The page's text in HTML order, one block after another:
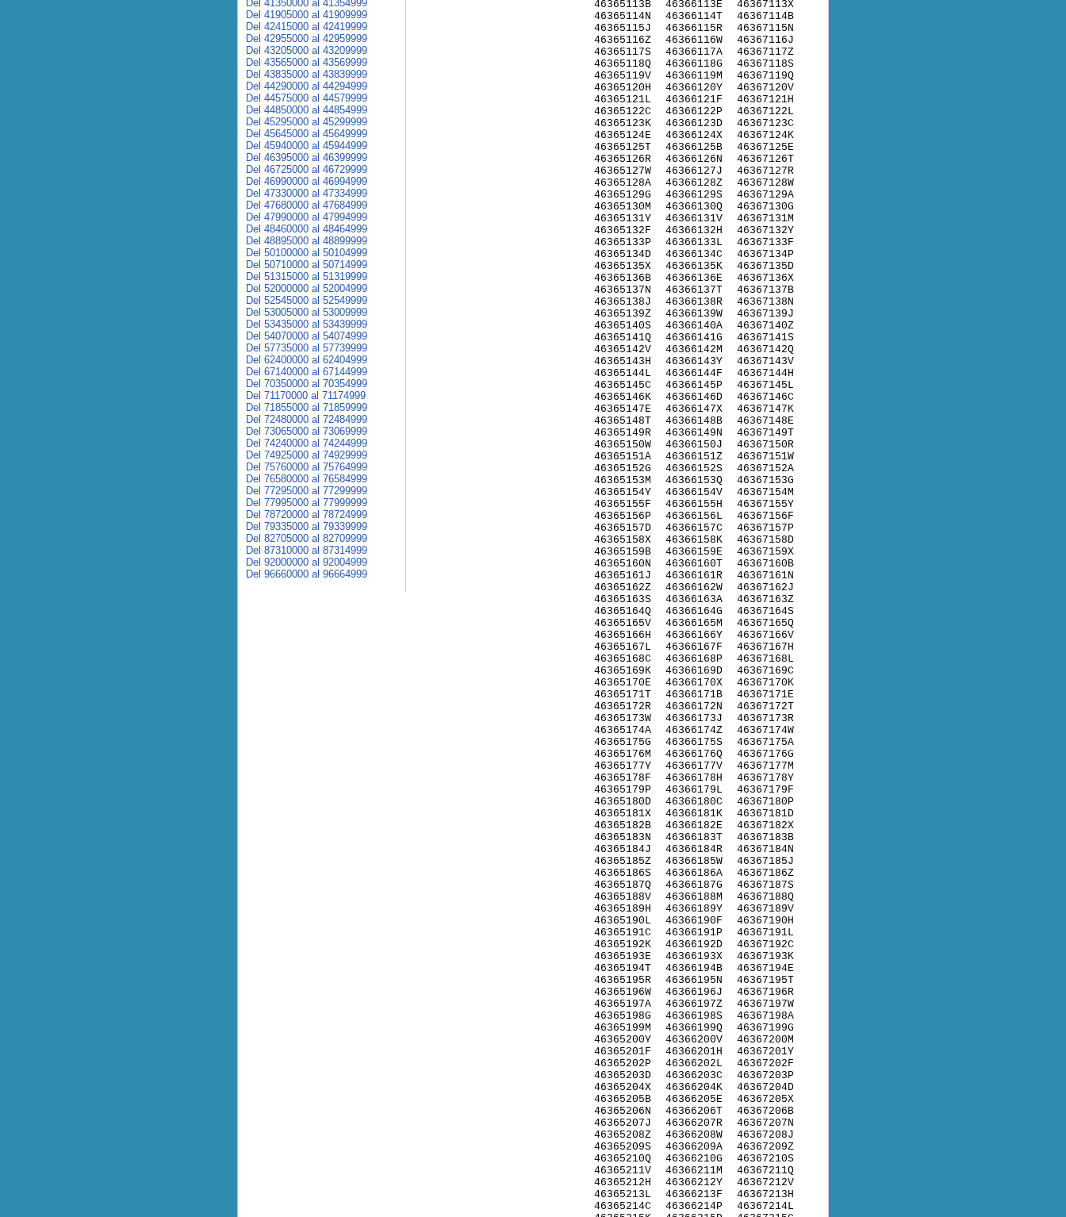
46365113B
46365114N
46365115J
46365116Z
46365117S
46365118Q
46365119V
46365120H
46365121L
46365122C
46365123K
46365124E
46365125T
46365126R
46365127W
46365128A
46365129G
46365130M
46365131Y
46365132F
46365133P
46365134D
46365135X
46365136B
46365137N
46365138J
46365139Z
46365140S
46365141Q
46365142V
46365143H
46365144L
46365145C
46365146K
46365147E
46365148T
46365149R
46365150W
46365151A
46365152G
46365153M
46365154Y
46365155F
46365156P
46365157D
46365158X
46365159B
46365160N
46365161J
46365162Z
46365163S
46365164Q
46365165V
46365166H
46365167L
46365168C
46365169K
46365170E
46365171T
46365172R
46365173W
46365174A
46365175G
46365176M
46365177Y
46365178F
46365179P
46365180D
46365181X
46365182B
46365183N
46365184J
46365185Z
46365186S
46365187Q
46365188V
46365189H
46365190L
46365191C
46365192K
46365193E
46365194T
46365195R
46365196W
46365197A
46365198G
46365199M
46365200Y
46365201F
46365202P
46365203D
46365204X
46365205B
46365206N
46365207J
46365208Z
46365209S
46365210Q
46365211V
46365212H
46365213L
46365214C
46366113E
46366114T
46366115R
46366116W
46366117A
46366118G
46366119M
46366120Y
46366121F
46366122P
46366123D
46366124X
46366125B
46366126N
46366127J
46366128Z
46366129S
46366130Q
46366131V
46366132H
46366133L
46366134C
46366135K
46366136E
46366137T
46366138R
46366139W
46366140A
46366141G
46366142M
46366143Y
46366144F
46366145P
46366146D
46366147X
46366148B
46366149N
46366150J
46366151Z
46366152S
46366153Q
46366154V
46366155H
46366156L
46366157C
46366158K
46366159E
46366160T
46366161R
46366162W
46366163A
46366164G
46366165M
46366166Y
46366167F
46366168P
46366169D
46366170X
46366171B
46366172N
46366173J
46366174Z
46366175S
46366176Q
46366177V
46366178H
46366179L
46366180C
46366181K
46366182E
46366183T
46366184R
46366185W
46366186A
46366187G
46366188M
46366189Y
46366190F
46366191P
46366192D
46366193X
46366194B
46366195N
46366196J
46366197Z
46366198S
46366199Q
46366200V
46366201H
46366202L
46366203C
46366204K
46366205E
46366206T
46366207R
46366208W
46366209A
46366210G
46366211M
46366212Y
46366213F
46366214P
46367113X
46367114B
46367115N
46367116J
46367117Z
46367118S
46367119Q
46367120V
46367121H
46367122L
46367123C
46367124K
46367125E
46367126T
46367127R
46367128W
46367129A
46367130G
46367131M
46367132Y
46367133F
46367134P
46367135D
46367136X
46367137B
46367138N
46367139J
46367140Z
46367141S
46367142Q
46367143V
46367144H
46367145L
46367146C
46367147K
46367148E
46367149T
46367150R
46367151W
46367152A
46367153G
46367154M
46367155Y
46367156F
46367157P
46367158D
46367159X
46367160B
46367161N
46367162J
46367163Z
46367164S
46367165Q
46367166V
46367167H
46367168L
46367169C
46367170K
46367171E
46367172T
46367173R
46367174W
46367175A
46367176G
46367177M
46367178Y
46367179F
46367180P
46367181D
46367182X
46367183B
46367184N
46367185J
46367186Z
46367187S
46367188Q
46367189V
46367190H
46367191L
46367192C
46367193K
46367194E
46367195T
46367196R
46367197W
46367198A
46367199G
46367200M
46367201Y
46367202F
46367203P
46367204D
46367205X
46367206B
46367207N
46367208J
46367209Z
46367210S
46367211Q
46367212V
46367213H
46367214L
Del 41350000 al 41354999
Del 41905000 al 41909999
Del 42415000 al 42419999
Del 42955000 al 42959999
Del 43205000 al 43209999
Del 43565000 al 43569999
Del 43835000 al 43839999
Del 44290000 al 44294999
Del 44575000 al 44579999
Del 44850000 al 44854999
Del 45295000 al 45299999
Del 45645000 al 45649999
Del 45940000 al 45944999
Del 46395000 al 46399999
Del 46725000 al 46729999
Del 46990000 al 46994999
Del 47330000 al 47334999
Del 47680000 al 47684999
Del 47990000 al 47994999
Del 48460000 al 48464999
Del 48895000 al 48899999
Del 50100000 al 50104999
Del 50710000 al 50714999
Del 51315000 al 51319999
Del 52000000 al 52004999
Del 52545000 al 52549999
Del 53005000 al 53009999
Del 53435000 al 53439999
Del 54070000 al 54074999
Del 57735000 al 57739999
Del 62400000 al 62404999
Del 67140000 al 67144999
Del 70350000 al 70354999
Del 71170000 al 71174999
Del 71855000 al 71859999
Del 72480000 al 72484999
Del 73065000 al 73069999
Del 74240000 al 74244999
Del 74925000 al 74929999
Del 75760000 al 75764999
Del 76580000 al 76584999
Del 77295000 al 77299999
Del 77995000 al 77999999
Del 78720000 al 78724999
Del 79335000 al 79339999
Del 82705000 al 82709999
Del 87310000 al 87314999
Del 92000000 al 92004999
Del 96660000 al 96664999